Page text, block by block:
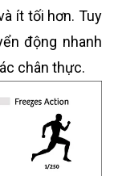
ít tối hơn. Tuy
động nhanh
chân thực.